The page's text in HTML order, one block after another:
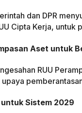
dan DPR
Cipta Kerja, untuk
Aset untuk
RUU
untuk Sistem 2029